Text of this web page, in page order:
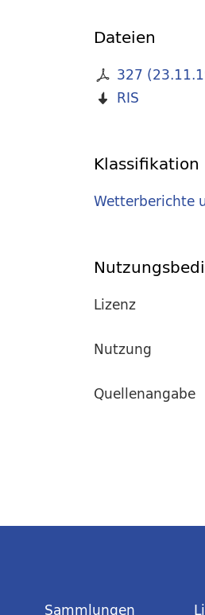
Dateien
327
RIS
Klassifikation
Wetterberichte
Lizenz
Nutzung
Quellenangabe
Sammlungen